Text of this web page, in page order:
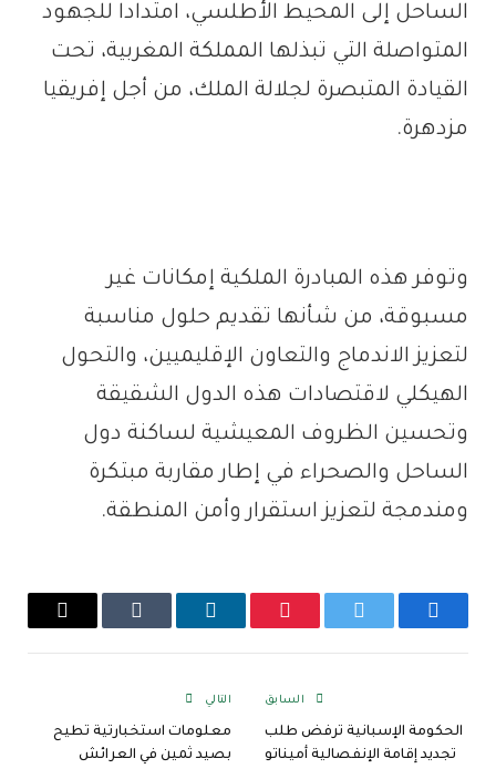
الساحل إلى المحيط الأطلسي، امتدادا للجهود
المتواصلة التي تبذلها المملكة المغربية، تحت
القيادة المتبصرة لجلالة الملك، من أجل إفريقيا
مزدهرة.
وتوفر هذه المبادرة الملكية إمكانات غير
مسبوقة، من شأنها تقديم حلول مناسبة
لتعزيز الاندماج والتعاون الإقليميين، والتحول
الهيكلي لاقتصادات هذه الدول الشقيقة
وتحسين الظروف المعيشية لساكنة دول
الساحل والصحراء في إطار مقاربة مبتكرة
ومندمجة لتعزيز استقرار وأمن المنطقة.
فيسبوك تويتر بينتيريستلينكدإن Tumblr
البريد
السابق
الحكومة الإسبانية ترفض طلب
تجديد إقامة الإنفصالية أميناتو
التالي
معلومات استخبارتية تطيح
بصيد ثمين في العرائش